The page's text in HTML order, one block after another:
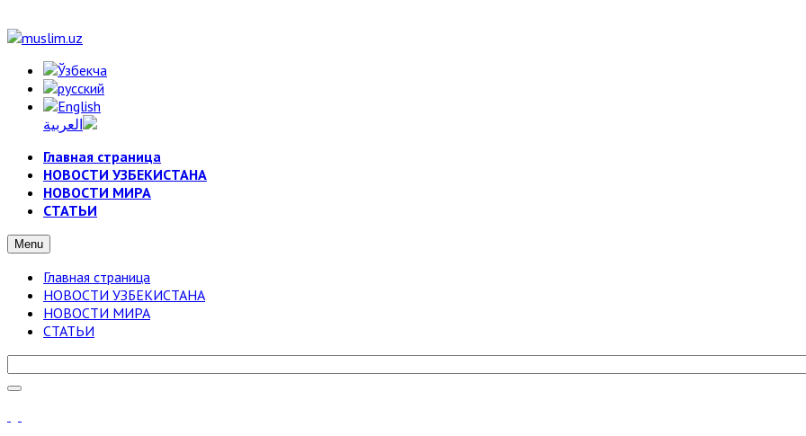
Главная страница
НОВОСТИ УЗБЕКИСТАНА
НОВОСТИ МИРА
СТАТЬИ
Menu
Главная страница
НОВОСТИ УЗБЕКИСТАНА
НОВОСТИ МИРА
СТАТЬИ